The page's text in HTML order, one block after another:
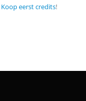
Koop eerst credits!